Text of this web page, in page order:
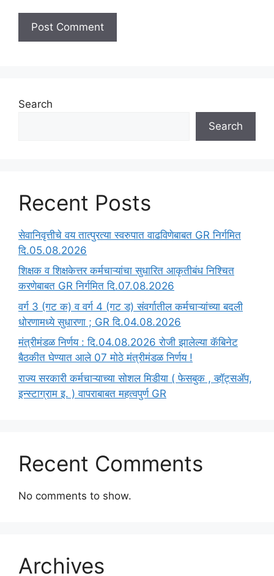
Search
Search
Recent Posts
सेवानिवृत्तीचे वय तात्पुरत्या स्वरुपात वाढविणेबाबत GR निर्गमित
दि.05.08.2026
‍शिक्षक व शिक्षकेत्तर कर्मचाऱ्यांचा सुधारित आकृतीबंध निश्चित
करणेबाबत GR निर्गमित दि.07.08.2026
वर्ग 3 (गट क) व वर्ग 4 (गट ड) संवर्गातील कर्मचाऱ्यांच्या बदली
धोरणामध्ये सुधारणा ; GR दि.04.08.2026
मंत्रीमंडळ निर्णय : दि.04.08.2026 रोजी झालेल्या कॅबिनेट
बैठकीत घेण्यात आले 07 मोठे मंत्रीमंडळ निर्णय !
राज्य सरकारी कर्मचाऱ्याच्या सोशल मिडीया ( फेसबुक , व्हॉट्सॲप,
इन्स्टाग्राम इ. ) वापराबाबत महत्वपुर्ण GR
Recent Comments
No comments to show.
Archives